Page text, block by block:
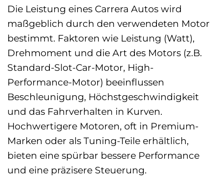
Die Leistung eines Carrera Autos wird
maßgeblich durch den verwendeten Motor
bestimmt. Faktoren wie Leistung (Watt),
Drehmoment und die Art des Motors (z.B.
Standard-Slot-Car-Motor, High-
Performance-Motor) beeinflussen
Beschleunigung, Höchstgeschwindigkeit
und das Fahrverhalten in Kurven.
Hochwertigere Motoren, oft in Premium-
Marken oder als Tuning-Teile erhältlich,
bieten eine spürbar bessere Performance
und eine präzisere Steuerung.